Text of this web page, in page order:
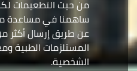
المستلزمات الطبية
الشخصية.